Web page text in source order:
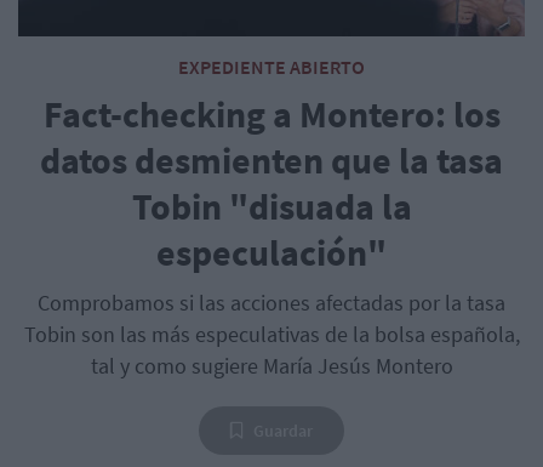
EXPEDIENTE ABIERTO
Fact-checking a Montero: los
datos desmienten que la tasa
Tobin "disuada la
especulación"
Comprobamos si las acciones afectadas por la tasa
Tobin son las más especulativas de la bolsa española,
tal y como sugiere María Jesús Montero